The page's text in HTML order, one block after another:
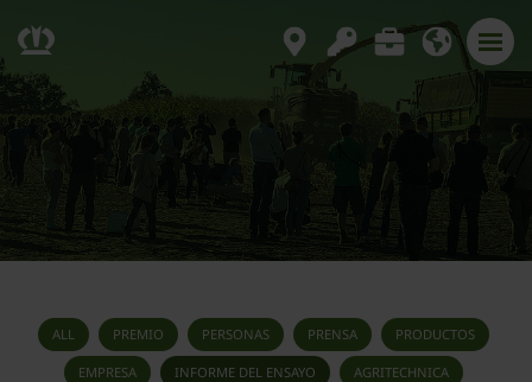
ALL PREMIO PERSONAS PRENSA PRODUCTOS
EMPRESA INFORME DEL ENSAYO AGRITECHNICA